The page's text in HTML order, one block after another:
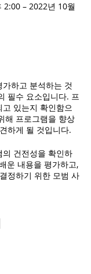
– 2022년 10월
하고 분석하는 것
필수 요소입니다. 프
있는지 확인함으
해 프로그램을 향상
하게 될 것입니다.
건전성을 확인하
운 내용을 평가하고,
정하기 위한 모범 사
는 없으며 모두 환영